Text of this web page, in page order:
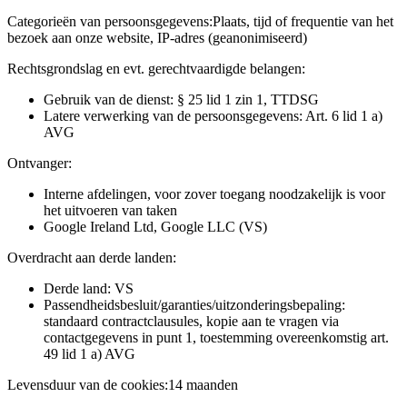
Categorieën van persoonsgegevens:Plaats, tijd of frequentie van het
bezoek aan onze website, IP-adres (geanonimiseerd)
Rechtsgrondslag en evt. gerechtvaardigde belangen:
Gebruik van de dienst: § 25 lid 1 zin 1, TTDSG
Latere verwerking van de persoonsgegevens: Art. 6 lid 1 a)
AVG
Ontvanger:
Interne afdelingen, voor zover toegang noodzakelijk is voor
het uitvoeren van taken
Google Ireland Ltd, Google LLC (VS)
Overdracht aan derde landen:
Derde land: VS
Passendheidsbesluit/garanties/uitzonderingsbepaling:
standaard contractclausules, kopie aan te vragen via
contactgegevens in punt 1, toestemming overeenkomstig art.
49 lid 1 a) AVG
Levensduur van de cookies:14 maanden